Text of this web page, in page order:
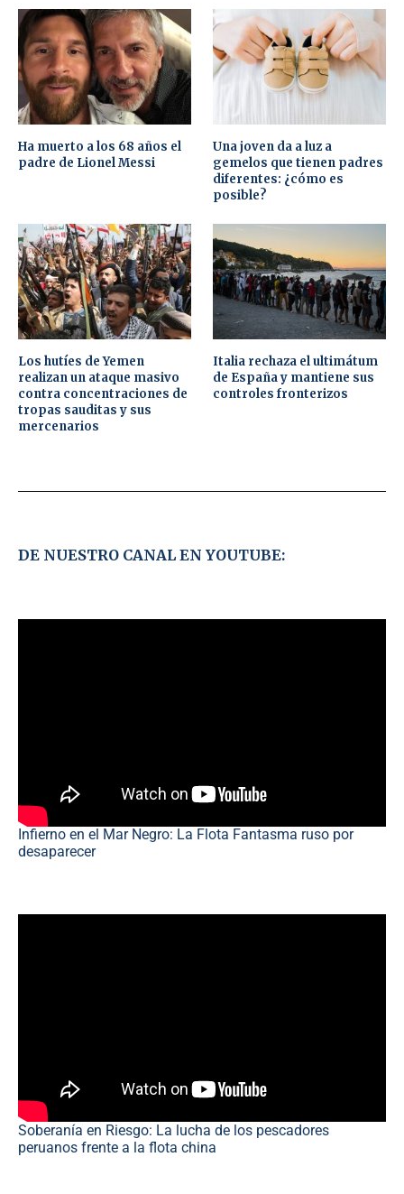
Ha muerto a los 68 años el
padre de Lionel Messi
Una joven da a luz a
gemelos que tienen padres
diferentes: ¿cómo es
posible?
Los hutíes de Yemen
realizan un ataque masivo
contra concentraciones de
tropas sauditas y sus
mercenarios
Italia rechaza el ultimátum
de España y mantiene sus
controles fronterizos
DE NUESTRO CANAL EN YOUTUBE:
Infierno en el Mar Negro: La Flota Fantasma ruso por
desaparecer
Soberanía en Riesgo: La lucha de los pescadores
peruanos frente a la flota china